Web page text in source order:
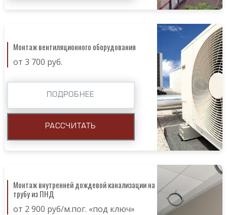
Монтаж вентиляционного оборудования
от 3 700 руб.
ПОДРОБНЕЕ
РАССЧИТАТЬ
Монтаж внутренней дождевой канализации на
трубу из ПНД
от 2 900 руб/м.пог. «под ключ»